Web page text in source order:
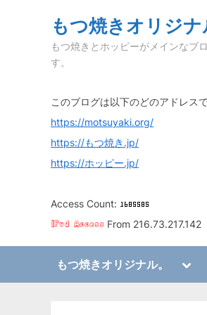
もつ焼きオリジナ
もつ焼きとホッピーがメインなブ
す。
このブログは以下のどのアドレス
https://motsuyaki.org/
https://もつ焼き.jp/
https://ホッピー.jp/
Access Count:
From 216.73.217.142
もつ焼きオリジナル。